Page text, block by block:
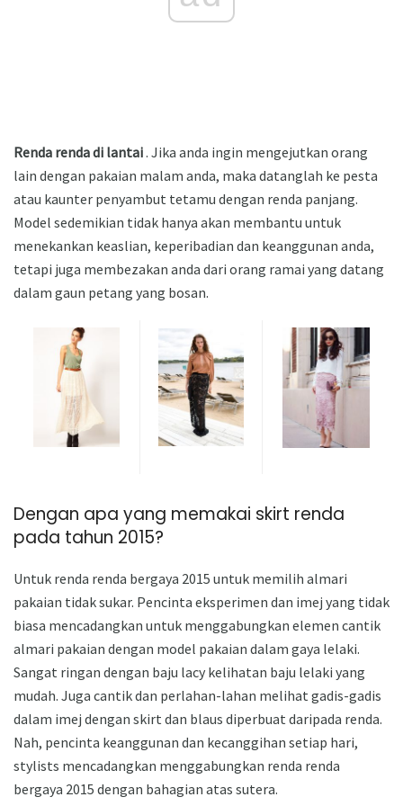
Renda renda di lantai. Jika anda ingin mengejutkan orang
lain dengan pakaian malam anda, maka datanglah ke pesta
atau kaunter penyambut tetamu dengan renda panjang.
Model sedemikian tidak hanya akan membantu untuk
menekankan keaslian, keperibadian dan keanggunan anda,
tetapi juga membezakan anda dari orang ramai yang datang
dalam gaun petang yang bosan.
Dengan apa yang memakai skirt renda
pada tahun 2015?
Untuk renda renda bergaya 2015 untuk memilih almari
pakaian tidak sukar. Pencinta eksperimen dan imej yang tidak
biasa mencadangkan untuk menggabungkan elemen cantik
almari pakaian dengan model pakaian dalam gaya lelaki.
Sangat ringan dengan baju lacy kelihatan baju lelaki yang
mudah. Juga cantik dan perlahan-lahan melihat gadis-gadis
dalam imej dengan skirt dan blaus diperbuat daripada renda.
Nah, pencinta keanggunan dan kecanggihan setiap hari,
stylists mencadangkan menggabungkan renda renda
bergaya 2015 dengan bahagian atas sutera.